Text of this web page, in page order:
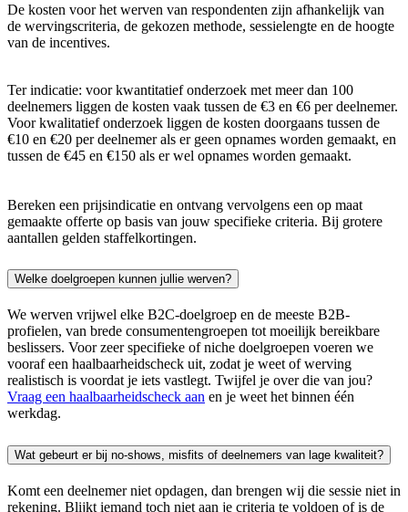
De kosten voor het werven van respondenten zijn afhankelijk van
de wervingscriteria, de gekozen methode, sessielengte en de hoogte
van de incentives.
Ter indicatie: voor kwantitatief onderzoek met meer dan 100
deelnemers liggen de kosten vaak tussen de €3 en €6 per deelnemer.
Voor kwalitatief onderzoek liggen de kosten doorgaans tussen de
€10 en €20 per deelnemer als er geen opnames worden gemaakt, en
tussen de €45 en €150 als er wel opnames worden gemaakt.
Bereken een prijsindicatie en ontvang vervolgens een op maat
gemaakte offerte op basis van jouw specifieke criteria. Bij grotere
aantallen gelden staffelkortingen.
Welke doelgroepen kunnen jullie werven?
We werven vrijwel elke B2C-doelgroep en de meeste B2B-
profielen, van brede consumentengroepen tot moeilijk bereikbare
beslissers. Voor zeer specifieke of niche doelgroepen voeren we
vooraf een haalbaarheidscheck uit, zodat je weet of werving
realistisch is voordat je iets vastlegt. Twijfel je over die van jou?
Vraag een haalbaarheidscheck aan en je weet het binnen één
werkdag.
Wat gebeurt er bij no-shows, misfits of deelnemers van lage kwaliteit?
Komt een deelnemer niet opdagen, dan brengen wij die sessie niet in
rekening. Blijkt iemand toch niet aan je criteria te voldoen of is de